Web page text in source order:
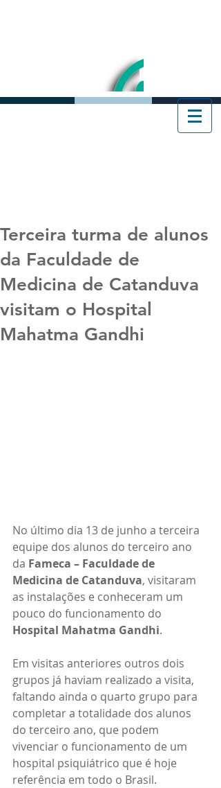
Terceira turma de alunos
da Faculdade de
Medicina de Catanduva
visitam o Hospital
Mahatma Gandhi
No último dia 13 de junho a terceira
equipe dos alunos do terceiro ano
da Fameca – Faculdade de
Medicina de Catanduva, visitaram
as instalações e conheceram um
pouco do funcionamento do
Hospital Mahatma Gandhi.
Em visitas anteriores outros dois
grupos já haviam realizado a visita,
faltando ainda o quarto grupo para
completar a totalidade dos alunos
do terceiro ano, que podem
vivenciar o funcionamento de um
hospital psiquiátrico que é hoje
referência em todo o Brasil.